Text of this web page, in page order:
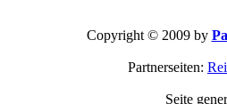
Copyright © 2009 by
Partnerseiten:
Seite